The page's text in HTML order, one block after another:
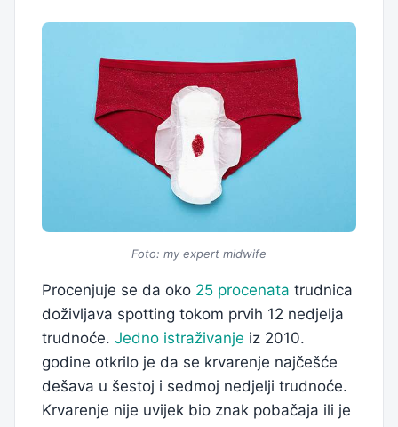
Foto: my expert midwife
Procenjuje se da oko 25 procenata trudnica
doživljava spotting tokom prvih 12 nedjelja
trudnoće. Jedno istraživanje iz 2010.
godine otkrilo je da se krvarenje najčešće
dešava u šestoj i sedmoj nedjelji trudnoće.
Krvarenje nije uvijek bio znak pobačaja ili je